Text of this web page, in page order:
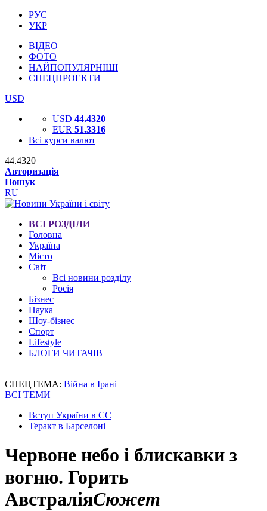
РУС
УКР
ВІДЕО
ФОТО
НАЙПОПУЛЯРНІШІ
СПЕЦПРОЕКТИ
USD
USD 44.4320
EUR 51.3316
Всі курси валют
44.4320
Авторизація
Пошук
RU
ВСІ РОЗДІЛИ
Головна
Україна
Місто
Світ
Всі новини розділу
Росія
Бізнес
Наука
Шоу-бізнес
Спорт
Lifestyle
БЛОГИ ЧИТАЧІВ
СПЕЦТЕМА: Війна в Ірані
ВСІ ТЕМИ
Вступ України в ЄС
Теракт в Барселоні
Червоне небо і блискавки з
вогню. Горить
АвстраліяСюжет